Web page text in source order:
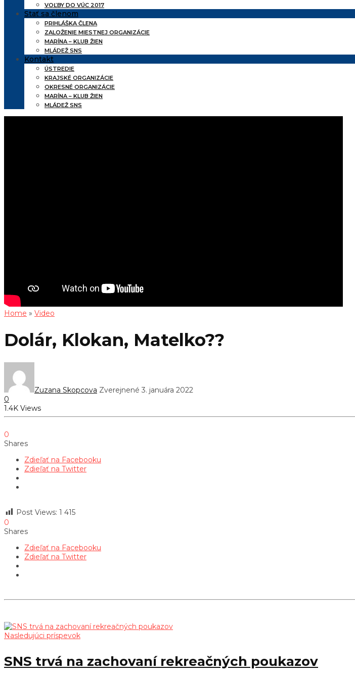
VOĽBY DO VÚC 2017
Stať sa členom
PRIHLÁŠKA ČLENA
ZALOŽENIE MIESTNEJ ORGANIZÁCIE
MARÍNA – KLUB ŽIEN
MLÁDEŽ SNS
Kontakt
ÚSTREDIE
KRAJSKÉ ORGANIZÁCIE
OKRESNÉ ORGANIZÁCIE
MARÍNA – KLUB ŽIEN
MLÁDEŽ SNS
Home » Video
Dolár, Klokan, Matelko??
Zuzana Skopcova Zverejnené 3. januára 2022
0
1.4K Views
0
Shares
Zdieľať na Facebooku
Zdieľať na Twitter
Post Views: 1 415
0
Shares
Zdieľať na Facebooku
Zdieľať na Twitter
Nasledujúci príspevok
SNS trvá na zachovaní rekreačných poukazov